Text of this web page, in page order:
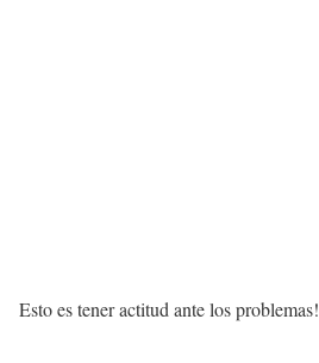
Esto es tener actitud ante los problemas!